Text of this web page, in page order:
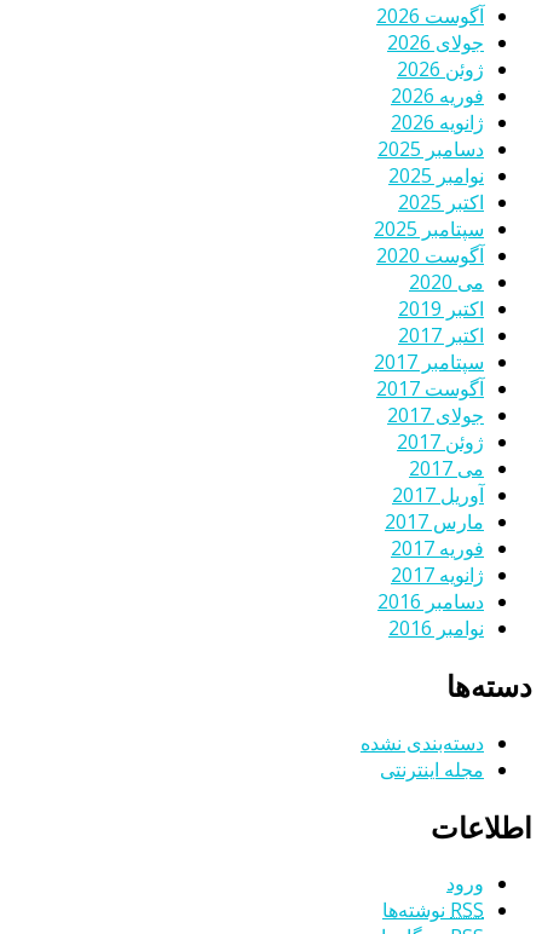
آگوست 2026
جولای 2026
ژوئن 2026
فوریه 2026
ژانویه 2026
دسامبر 2025
نوامبر 2025
اکتبر 2025
سپتامبر 2025
آگوست 2020
می 2020
اکتبر 2019
اکتبر 2017
سپتامبر 2017
آگوست 2017
جولای 2017
ژوئن 2017
می 2017
آوریل 2017
مارس 2017
فوریه 2017
ژانویه 2017
دسامبر 2016
نوامبر 2016
دسته‌ها
دسته‌بندی نشده
مجله اینترنتی
اطلاعات
ورود
RSS نوشته‌ها